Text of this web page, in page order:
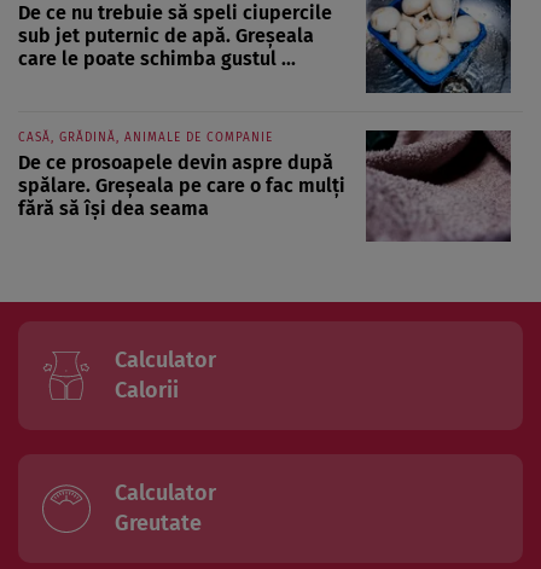
De ce nu trebuie să speli ciupercile
sub jet puternic de apă. Greșeala
care le poate schimba gustul ...
CASĂ, GRĂDINĂ, ANIMALE DE COMPANIE
De ce prosoapele devin aspre după
spălare. Greșeala pe care o fac mulți
fără să își dea seama
Calculator
Calorii
Calculator
Greutate